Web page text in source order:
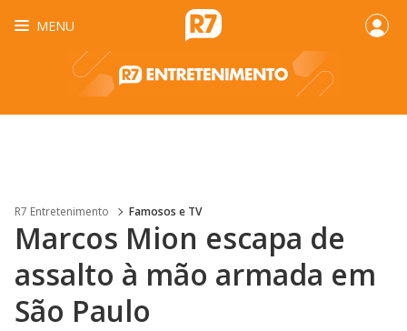
MENU
R7 Entretenimento Famosos e TV
Marcos Mion escapa de
assalto à mão armada em
São Paulo